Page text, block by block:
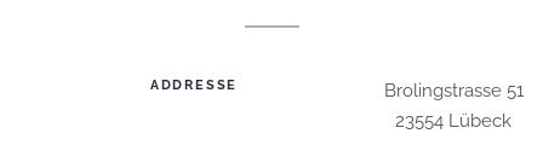
ADDRESSE
Brolingstrasse 51
23554 Lübeck